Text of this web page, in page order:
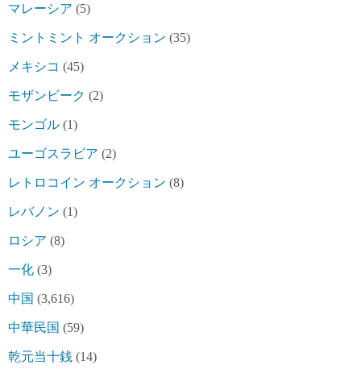
マレーシア (5)
ミントミント オークション (35)
メキシコ (45)
モザンビーク (2)
モンゴル (1)
ユーゴスラビア (2)
レトロコイン オークション (8)
レバノン (1)
ロシア (8)
一化 (3)
中国 (3,616)
中華民国 (59)
乾元当十銭 (14)